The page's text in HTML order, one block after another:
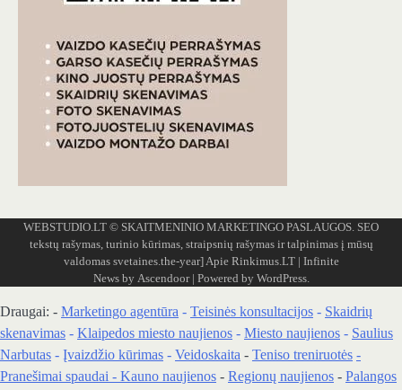
WEBSTUDIO.LT © SKAITMENINIO MARKETINGO PASLAUGOS. SEO
tekstų rašymas, turinio kūrimas, straipsnių rašymas ir talpinimas į mūsų
valdomas svetaines.the-year] Apie Rinkimus.LT| Infinite
News by Ascendoor| Powered by WordPress.
Draugai: - Marketingo agentūra - Teisinės konsultacijos - Skaidrių
skenavimas - Klaipedos miesto naujienos - Miesto naujienos - Saulius
Narbutas - Įvaizdžio kūrimas - Veidoskaita - Teniso treniruotės -
Pranešimai spaudai - Kauno naujienos - Regionų naujienos - Palangos